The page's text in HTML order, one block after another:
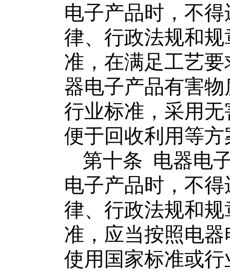
电子产品时，不
律、行政法规和
准，在满足工艺
器电子产品有害物
行业标准，采用
便于回收利用等方
第十条 电器电
电子产品时，不
律、行政法规和
准，应当按照电
使用国家标准或